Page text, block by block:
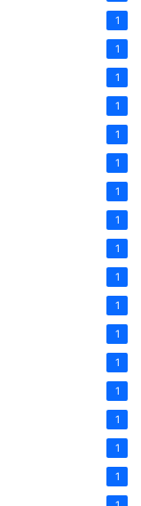
1
1
1
1
1
1
1
1
1
1
1
1
1
1
1
1
1